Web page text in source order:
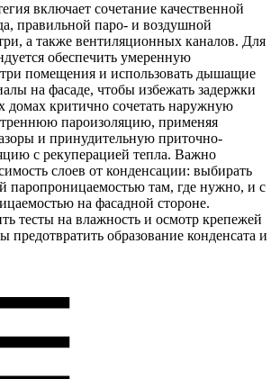
включает сочетание качественной
правильной паро- и воздушной
а также вентиляционных каналов. Для
обеспечить умеренную
помещения и использовать дышащие
на фасаде, чтобы избежать задержки
домах критично сочетать наружную
пароизоляцию, применяя
и принудительную приточно-
с рекуперацией тепла. Важно
слоев от конденсации: выбирать
паропроницаемостью там, где нужно, и с
на фасадной стороне.
тесты на влажность и осмотр крепежей
предотвратить образование конденсата и